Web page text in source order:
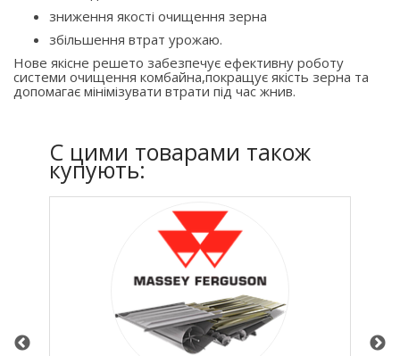
зниження якості очищення зерна
збільшення втрат урожаю.
Нове якісне решето забезпечує ефективну роботу
системи очищення комбайна,покращує якість зерна та
допомагає мінімізувати втрати під час жнив.
C цими товарами також
купують: